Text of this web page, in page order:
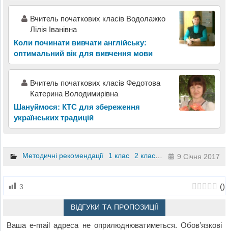
Вчитель початкових класів Водолажко
Лілія Іванівна
Коли починати вивчати англійську:
оптимальний вік для вивчення мови
Вчитель початкових класів Федотова
Катерина Володимирівна
Шануймося: КТС для збереження
українських традицій
Методичні рекомендації 1 клас 2 клас 3 клас 4 клас
9 Січня 2017
3 ()
ВІДГУКИ ТА ПРОПОЗИЦІЇ
Ваша e-mail адреса не оприлюднюватиметься. Обов’язкові